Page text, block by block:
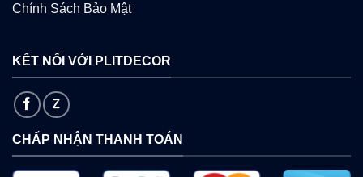
Chính Sách Bảo Mật
KẾT NỐI VỚI PLITDECOR
CHẤP NHẬN THANH TOÁN